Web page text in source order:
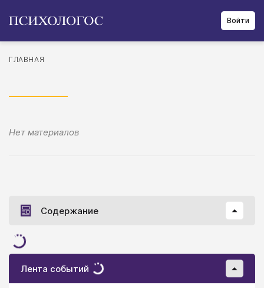
Войти
ГЛАВНАЯ
Нет материалов
Содержание
Лента событий